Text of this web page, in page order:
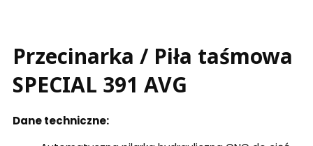
Przecinarka / Piła taśmowa
SPECIAL 391 AVG
Dane techniczne: